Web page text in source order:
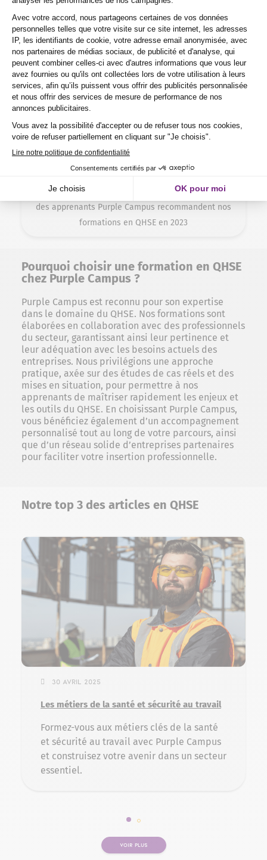
96,43%
des apprenants Purple Campus sont contents de nos
formations en QHSE en 2023
91,30%
des apprenants Purple Campus recommandent nos
formations en QHSE en 2023
Pourquoi choisir une formation en QHSE
chez Purple Campus ?
Purple Campus est reconnu pour son expertise
dans le domaine du QHSE. Nos formations sont
élaborées en collaboration avec des professionnels
du secteur, garantissant ainsi leur pertinence et
leur adéquation avec les besoins actuels des
entreprises. Nous privilégions une approche
pratique, axée sur des études de cas réels et des
mises en situation, pour permettre à nos
apprenants de maîtriser rapidement les enjeux et
les outils du QHSE. En choisissant Purple Campus,
vous bénéficiez également d’un accompagnement
personnalisé tout au long de votre parcours, ainsi
que d’un réseau solide d’entreprises partenaires
pour faciliter votre insertion professionnelle.
Notre top 3 des articles en QHSE
30 avril 2025
Les métiers de la santé et sécurité au travail
Formez-vous aux métiers clés de la santé
et sécurité au travail avec Purple Campus
et construisez votre avenir dans un secteur
essentiel.
Slide 1 sur 2
Slide 2 sur 2
VOIR PLUS